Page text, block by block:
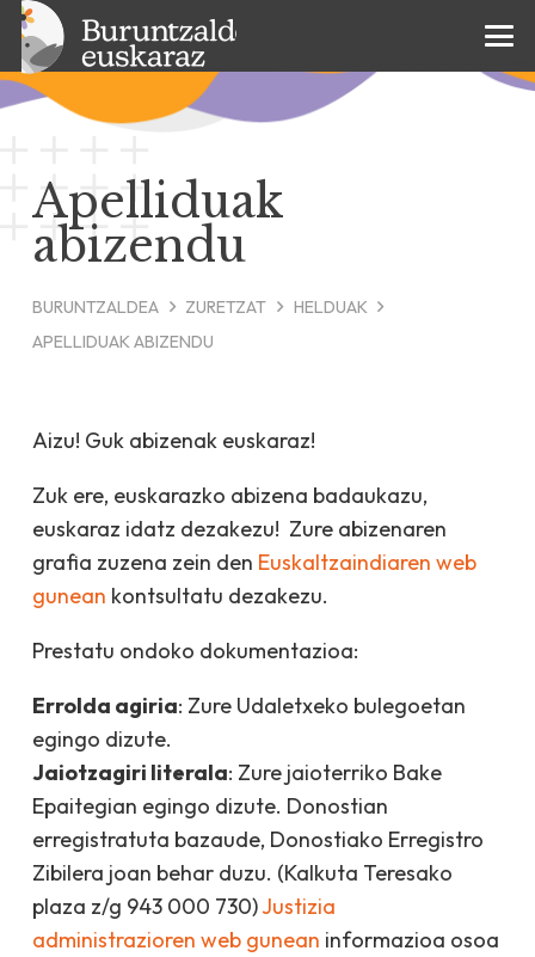
Apelliduak
abizendu
BURUNTZALDEA ZURETZAT
HELDUAK
APELLIDUAK ABIZENDU
Aizu! Guk abizenak euskaraz!
Zuk ere, euskarazko abizena badaukazu,
euskaraz idatz dezakezu! Zure abizenaren
grafia zuzena zein den Euskaltzaindiaren web
gunean kontsultatu dezakezu.
Prestatu ondoko dokumentazioa:
Errolda agiria: Zure Udaletxeko bulegoetan
egingo dizute.
Jaiotzagiri literala: Zure jaioterriko Bake
Epaitegian egingo dizute. Donostian
erregistratuta bazaude, Donostiako Erregistro
Zibilera joan behar duzu. (Kalkuta Teresako
plaza z/g 943 000 730)Justizia
administrazioren web gunean informazioa osoa